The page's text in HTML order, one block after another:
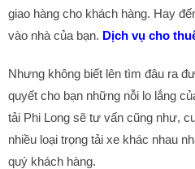
giao hàng cho khách hàng. Hay
vào nhà của bạn. Dịch vụ cho
Nhưng không biết lên tìm đâu ra
quyết cho bạn những nỗi lo lắng
tải Phi Long sẽ tư vấn cũng như,
nhiều loại trọng tải xe khác nhau
quý khách hàng.